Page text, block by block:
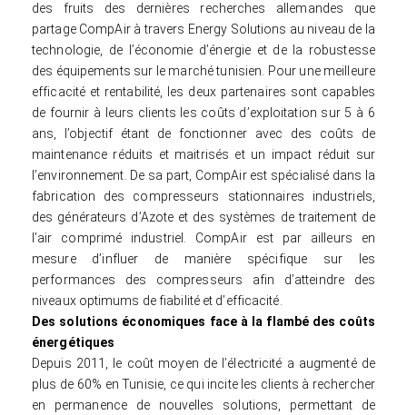
des fruits des dernières recherches allemandes que
partage CompAir à travers Energy Solutions au niveau de la
technologie, de l’économie d’énergie et de la robustesse
des équipements sur le marché tunisien. Pour une meilleure
efficacité et rentabilité, les deux partenaires sont capables
de fournir à leurs clients les coûts d’exploitation sur 5 à 6
ans, l’objectif étant de fonctionner avec des coûts de
maintenance réduits et maitrisés et un impact réduit sur
l’environnement. De sa part, CompAir est spécialisé dans la
fabrication des compresseurs stationnaires industriels,
des générateurs d’Azote et des systèmes de traitement de
l’air comprimé industriel. CompAir est par ailleurs en
mesure d’influer de manière spécifique sur les
performances des compresseurs afin d’atteindre des
niveaux optimums de fiabilité et d’efficacité.
Des solutions économiques face à la flambé des coûts
énergétiques
Depuis 2011, le coût moyen de l’électricité a augmenté de
plus de 60% en Tunisie, ce qui incite les clients à rechercher
en permanence de nouvelles solutions, permettant de